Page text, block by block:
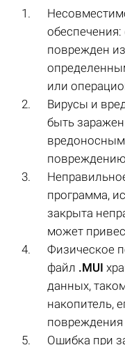
поврежден
или
Вирусы и
быть
вредоносным
повреждению
программа,
закрыта
может
Физическое
файл .MUI
данных,
накопитель,
повреждения
Ошибка при